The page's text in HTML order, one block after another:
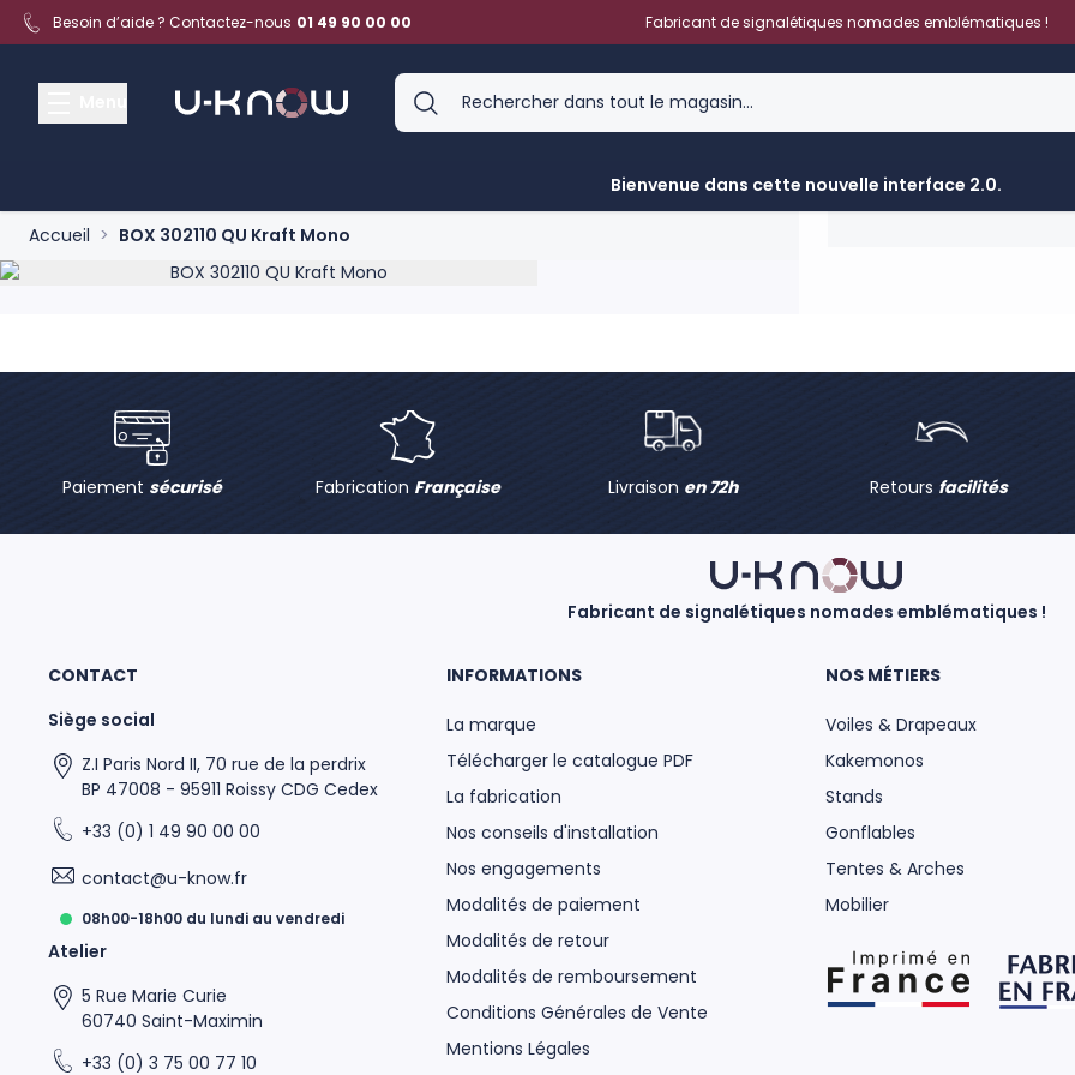
Aller au contenu
Besoin d’aide ? Contactez-nous 01 49 90 00 00 Fabricant de signalétiques nomades emblématiques !
Bienvenue dans cette nouvelle interface 2.0.
Accueil > BOX 302110 QU Kraft Mono
Product image gallery - scroll to see more images
BOX
Paiement sécurisé Fabrication Française Livraison en 72h Retours facilités
Fabricant de signalétiques nomades emblématiques !
CONTACT
Siège social
Z.I Paris Nord II, 70 rue de la perdrix
BP 47008 - 95911 Roissy CDG Cedex
+33 (0) 1 49 90 00 00
contact@u-know.fr
08h00-18h00 du lundi au vendredi
Atelier
5 Rue Marie Curie
60740 Saint-Maximin
+33 (0) 3 75 00 77 10
INFORMATIONS
La marque
Télécharger le catalogue PDF
La fabrication
Nos conseils d'installation
Nos engagements
Modalités de paiement
Modalités de retour
Modalités de remboursement
Conditions Générales de Vente
Mentions Légales
NOS MÉTIERS
Voiles & Drapeaux
Kakemonos
Stands
Gonflables
Tentes & Arches
Mobilier